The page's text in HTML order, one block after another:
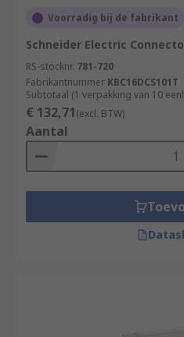
Voorradig bij de fabrikant
Schneider Electric
RS-stocknr. 781-720
Fabrikantnummer KBC16DCS101T
Subtotaal (1 verpakking van 10
€ 132,71(excl. BTW)
Aantal